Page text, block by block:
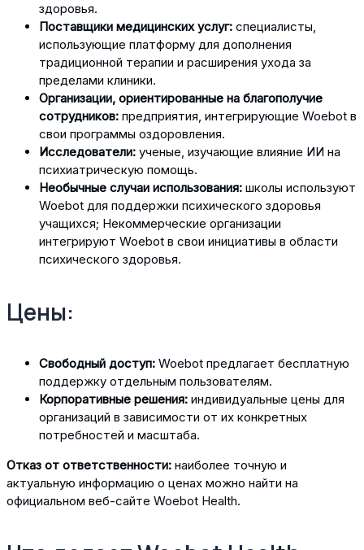
здоровья.
Поставщики медицинских услуг: специалисты,
использующие платформу для дополнения
традиционной терапии и расширения ухода за
пределами клиники.
Организации, ориентированные на благополучие
сотрудников: предприятия, интегрирующие Woebot в
свои программы оздоровления.
Исследователи: ученые, изучающие влияние ИИ на
психиатрическую помощь.
Необычные случаи использования: школы используют
Woebot для поддержки психического здоровья
учащихся; Некоммерческие организации
интегрируют Woebot в свои инициативы в области
психического здоровья.
Цены:
Свободный доступ: Woebot предлагает бесплатную
поддержку отдельным пользователям.
Корпоративные решения: индивидуальные цены для
организаций в зависимости от их конкретных
потребностей и масштаба.
Отказ от ответственности: наиболее точную и
актуальную информацию о ценах можно найти на
официальном веб-сайте Woebot Health.